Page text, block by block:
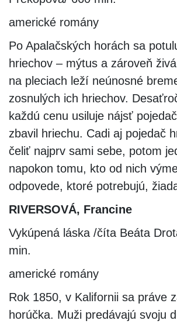
americké romány
Po Apalačských horách sa
hriechov – mýtus a zároveň
na pleciach leží neúnosné
zosnulých ich hriechov.
každú cenu usiluje nájsť
zbavil hriechu. Cadi aj pojedač
čeliť najprv sami sebe, potom
napokon tomu, kto od nich
odpovede, ktoré potrebujú,
RIVERSOVÁ, Francine
Vykúpená láska /číta Beáta
min.
americké romány
Rok 1850, v Kalifornii sa práve
horúčka. Muži predávajú svoju